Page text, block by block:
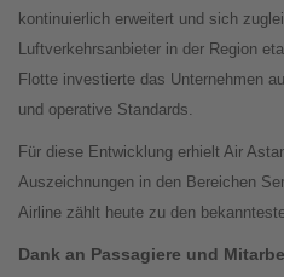
kontinuierlich erweitert und sich
Luftverkehrsanbieter in der Region
Flotte investierte das Unternehmen
und operative Standards.
Für diese Entwicklung erhielt Air
Auszeichnungen in den Bereichen
Airline zählt heute zu den
Dank an Passagiere und